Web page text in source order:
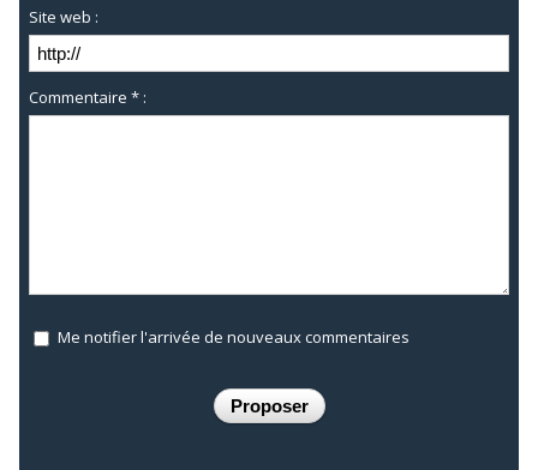
Site web :
Commentaire * :
Me notifier l'arrivée de nouveaux commentaires